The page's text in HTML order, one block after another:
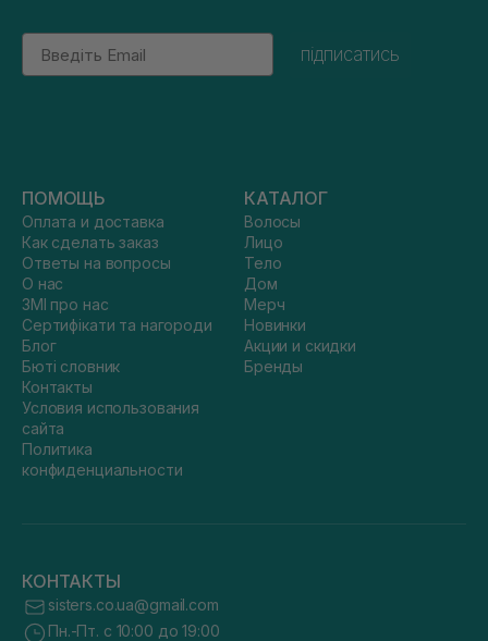
Email
підписатись
ПОМОЩЬ
Оплата и доставка
Как сделать заказ
Ответы на вопросы
О нас
ЗМІ про нас
Сертифікати та нагороди
Блог
Бюті словник
Контакты
Условия использования
сайта
Политика
конфиденциальности
КАТАЛОГ
Волосы
Лицо
Тело
Дом
Мерч
Новинки
Акции и скидки
Бренды
КОНТАКТЫ
sisters.co.ua@gmail.com
Пн.-Пт. с 10:00 до 19:00